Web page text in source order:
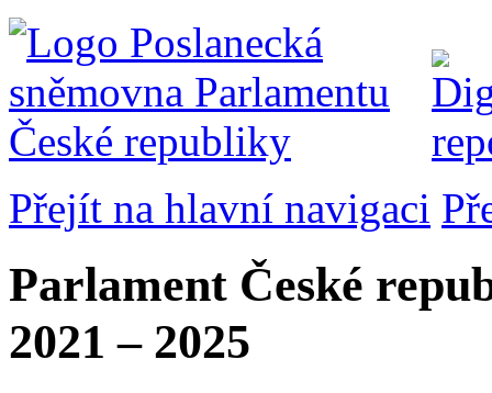
Přejít na hlavní navigaci
Parlament České
2021 – 2025